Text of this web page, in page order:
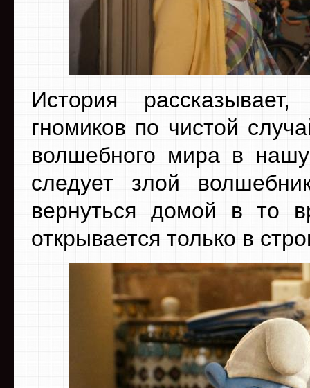
История
гномиков по чистой
волшебного мира в
следует злой
вернуться домой в то
открывается только в